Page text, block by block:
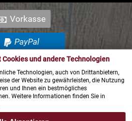
Vorkasse
PayPal
SEPA
und andere Technologien
Technologien, auch von Drittanbietern,
der Website zu gewährleisten, die Nutzung
und Ihnen ein bestmögliches
Weitere Informationen finden Sie in